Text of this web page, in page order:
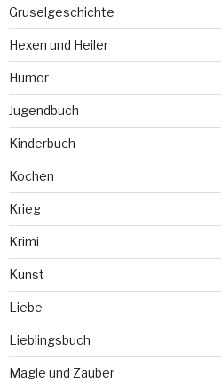
Gruselgeschichte
Hexen und Heiler
Humor
Jugendbuch
Kinderbuch
Kochen
Krieg
Krimi
Kunst
Liebe
Lieblingsbuch
Magie und Zauber